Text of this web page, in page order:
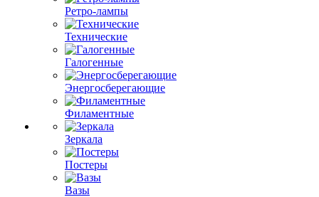
Ретро-лампы
Технические
Галогенные
Энергосберегающие
Филаментные
Зеркала
Постеры
Вазы